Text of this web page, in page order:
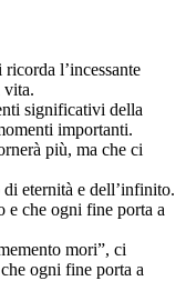
l’incessante
vita.
significativi della
importanti.
più, ma che ci
eternità e dell’infinito.
e che ogni fine porta a
mori”, ci
ogni fine porta a